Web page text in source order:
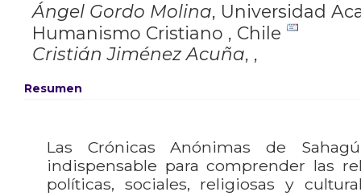
Ángel Gordo Molina, Universidad
Humanismo Cristiano , Chile
Cristián Jiménez Acuña, ,
Resumen
Las Crónicas Anónimas de
indispensable para comprender las
políticas, sociales, religiosas y